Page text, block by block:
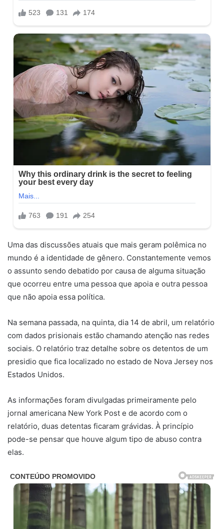
Uma das discussões atuais que mais geram polêmica no
mundo é a identidade de gênero. Constantemente vemos
o assunto sendo debatido por causa de alguma situação
que ocorreu entre uma pessoa que apoia e outra pessoa
que não apoia essa política.
Na semana passada, na quinta, dia 14 de abril, um relatório
com dados prisionais estão chamando atenção nas redes
sociais. O relatório traz detalhe sobre os detentos de um
presidio que fica localizado no estado de Nova Jersey nos
Estados Unidos.
As informações foram divulgadas primeiramente pelo
jornal americana New York Post e de acordo com o
relatório, duas detentas ficaram grávidas. À princípio
pode-se pensar que houve algum tipo de abuso contra
elas.